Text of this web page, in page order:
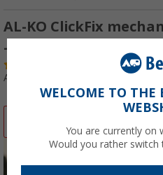
AL-KO ClickFix
- 440 mm
Art.-Nr.: 106380
WELCOME TO THE
You are currently on
Would you rather switch